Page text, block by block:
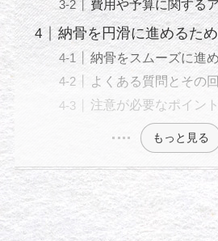
費用や予算に関する
納骨を円滑に進めるた
納骨をスムーズに進
よくある質問とその
注意が必要なポイント
もっと見る